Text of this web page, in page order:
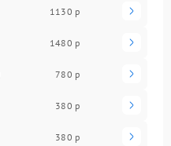
1130 р
1480 р
780 р
380 р
380 р